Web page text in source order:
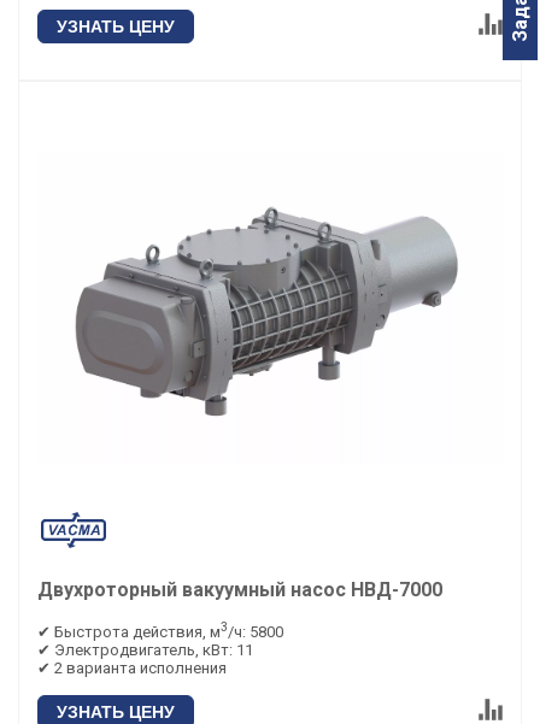
УЗНАТЬ ЦЕНУ
Двухроторный вакуумный насос НВД-7000
✔ Быстрота действия, м3/ч: 5800
✔ Электродвигатель, кВт: 11
✔ 2 варианта исполнения
УЗНАТЬ ЦЕНУ